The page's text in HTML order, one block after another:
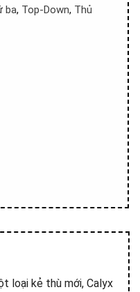
ba, Top-Down, Thủ
loại kẻ thù mới, Calyx